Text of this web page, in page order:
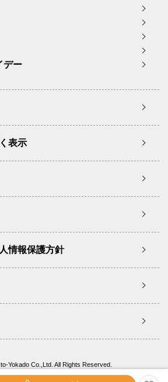
デー
表示
情報保護方針
Yokado Co.,Ltd. All Rights Reserved.